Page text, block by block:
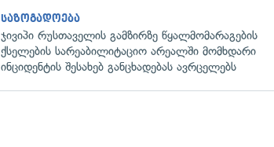
საზოგადოება
ჯივიპი რუსთაველის გამზირზე წყალმომარაგების
ქსელების სარეაბილიტაციო არეალში მომხდარი
ინციდენტის შესახებ განცხადებას ავრცელებს